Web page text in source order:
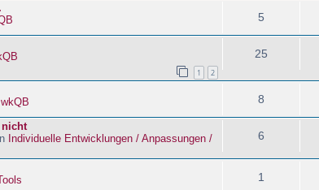
5
1 2
25
wkQB 8
Individuelle Entwicklungen / Anpassungen /
6
1